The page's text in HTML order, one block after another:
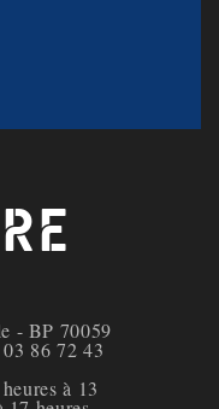
- BP 70059
86 72 43
à 13